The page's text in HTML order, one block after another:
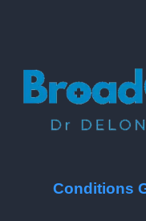
Conditions